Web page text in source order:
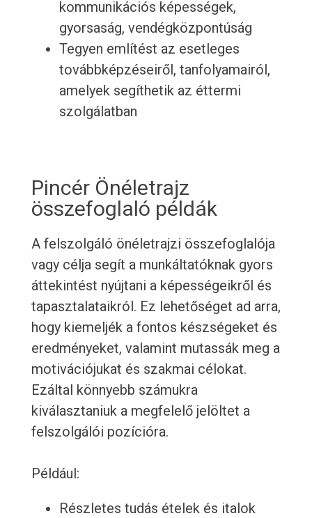
kommunikációs képességek,
gyorsaság, vendégközpontúság
Tegyen említést az esetleges
továbbképzéseiről, tanfolyamairól,
amelyek segíthetik az éttermi
szolgálatban
Pincér Önéletrajz
összefoglaló példák
A felszolgáló önéletrajzi összefoglalója
vagy célja segít a munkáltatóknak gyors
áttekintést nyújtani a képességeikről és
tapasztalataikról. Ez lehetőséget ad arra,
hogy kiemeljék a fontos készségeket és
eredményeket, valamint mutassák meg a
motivációjukat és szakmai célokat.
Ezáltal könnyebb számukra
kiválasztaniuk a megfelelő jelöltet a
felszolgálói pozícióra.
Például:
Részletes tudás ételek és italok